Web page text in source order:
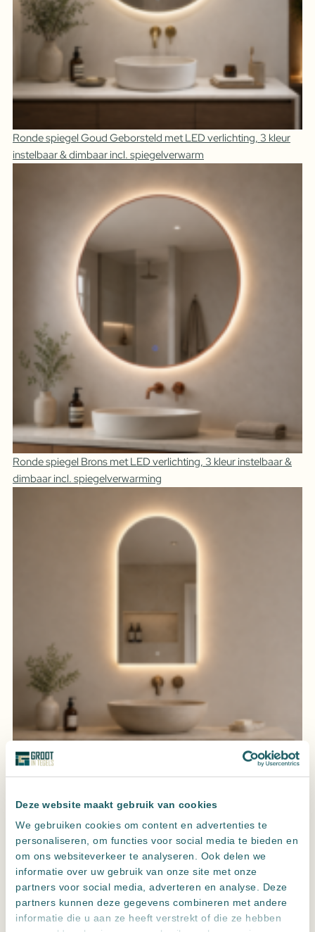
Deze website maakt gebruik van cookies
We gebruiken cookies om content en advertenties te
personaliseren, om functies voor social media te bieden en
om ons websiteverkeer te analyseren. Ook delen we
informatie over uw gebruik van onze site met onze
partners voor social media, adverteren en analyse. Deze
partners kunnen deze gegevens combineren met andere
informatie die u aan ze heeft verstrekt of die ze hebben
Ronde spiegel Goud Geborsteld met LED verlichting, 3 kleur
instelbaar & dimbaar incl. spiegelverwarm
Ronde spiegel Brons met LED verlichting, 3 kleur instelbaar &
dimbaar incl. spiegelverwarming
incl. spiegelverwarming